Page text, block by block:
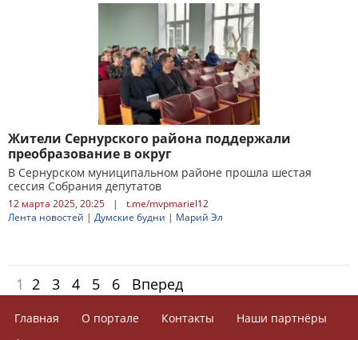
Жители Сернурского района поддержали
преобразование в округ
В Сернурском муниципальном районе прошла шестая
сессия Собрания депутатов
12 марта 2025, 20:25 |
t.me/mvpmariel12
Лента новостей | Думские будни | Марий Эл
1 2 3 4 5 6 Вперед
Главная О портале Контакты
Наши партнёры